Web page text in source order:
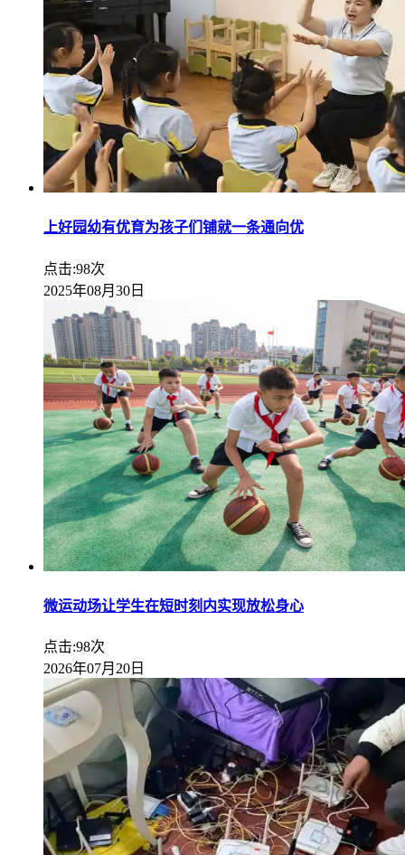
上好园幼有优育为孩子们铺就一条通向优
点击:98次
2025年08月30日
微运动场让学生在短时刻内实现放松身心
点击:98次
2026年07月20日